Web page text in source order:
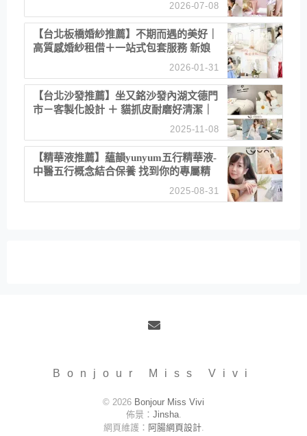
2026-07-08
【台北板橋婚紗推薦】不期而遇的美好｜
高質感婚紗租借＋一站式包套服務 新娘
2026-01-31
【台北沙發推薦】坐又銘沙發內湖文德門
市－客製化設計 ＋ 貓抓皮耐磨好清潔｜
直營直銷、價格透明 高CP值打造夢想
居家風格
2025-11-08
【精華液推薦】蘊韻yunyum五行精華液-
中醫五行概念結合保養 找到你的專屬精
華！ 水㊀土㊀就選「潤・賦精華」維持
肌膚剛剛好的平衡
2025-08-31
Bonjour Miss Vivi
© 2026 Bonjour Miss Vivi
佈景： Jinsha.
網頁維護： 阿腸網頁設計.